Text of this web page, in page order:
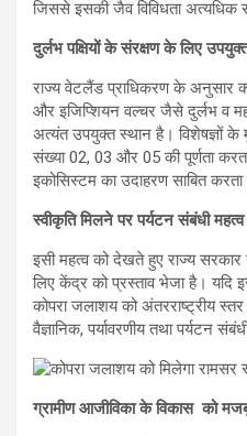
जिससे इसकी जैव विविधता अत्यधिक
दुर्लभ पक्षियों के संरक्षण के लिए
राज्य वेटलैंड प्राधिकरण के अनुसार
और इजिप्शियन वल्चर जैसे दुर्लभ व
अत्यंत उपयुक्त स्थान है। विशेषज्ञों
संख्या 02, 03 और 05 की पूर्णता
इकोसिस्टम का उदाहरण साबित करता
स्वीकृति मिलने पर पर्यटन संबंधी
इसी महत्व को देखते हुए राज्य
लिए केंद्र को प्रस्ताव भेजा है। यदि
कोपरा जलाशय को अंतरराष्ट्रीय
वैज्ञानिक, पर्यावरणीय तथा पर्यटन
ग्रामीण आजीविका के विकास को